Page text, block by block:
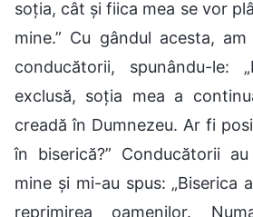
soția, cât și fiica mea se vor
mine.” Cu gândul acesta,
conducătorii, spunându-
exclusă, soția mea a
creadă în Dumnezeu. Ar fi
în biserică?” Conducătorii
mine și mi-au spus: „Biserica
reprimirea oamenilor.